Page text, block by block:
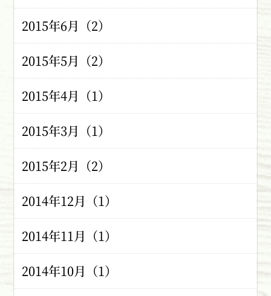
2015年6月（2）
2015年5月（2）
2015年4月（1）
2015年3月（1）
2015年2月（2）
2014年12月（1）
2014年11月（1）
2014年10月（1）